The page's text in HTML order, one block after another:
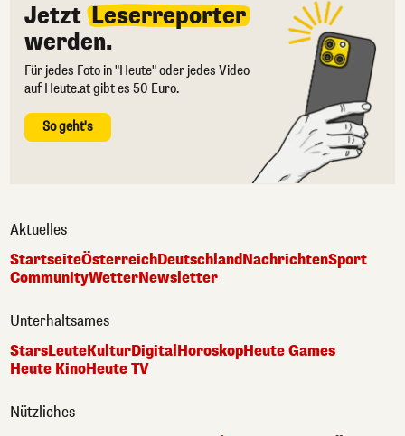
Jetzt Leserreporter
werden.
Für jedes Foto in "Heute" oder jedes Video
auf Heute.at gibt es 50 Euro.
So geht's
Aktuelles
StartseiteÖsterreichDeutschlandNachrichtenSport
CommunityWetterNewsletter
Unterhaltsames
StarsLeuteKulturDigital HoroskopHeute Games
Heute KinoHeute TV
Nützliches